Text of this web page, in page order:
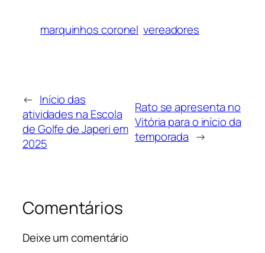
marquinhos coronel vereadores
← Início das
atividades na Escola
de Golfe de Japeri em
2025
Rato se apresenta no
Vitória para o início da
temporada →
Comentários
Deixe um comentário